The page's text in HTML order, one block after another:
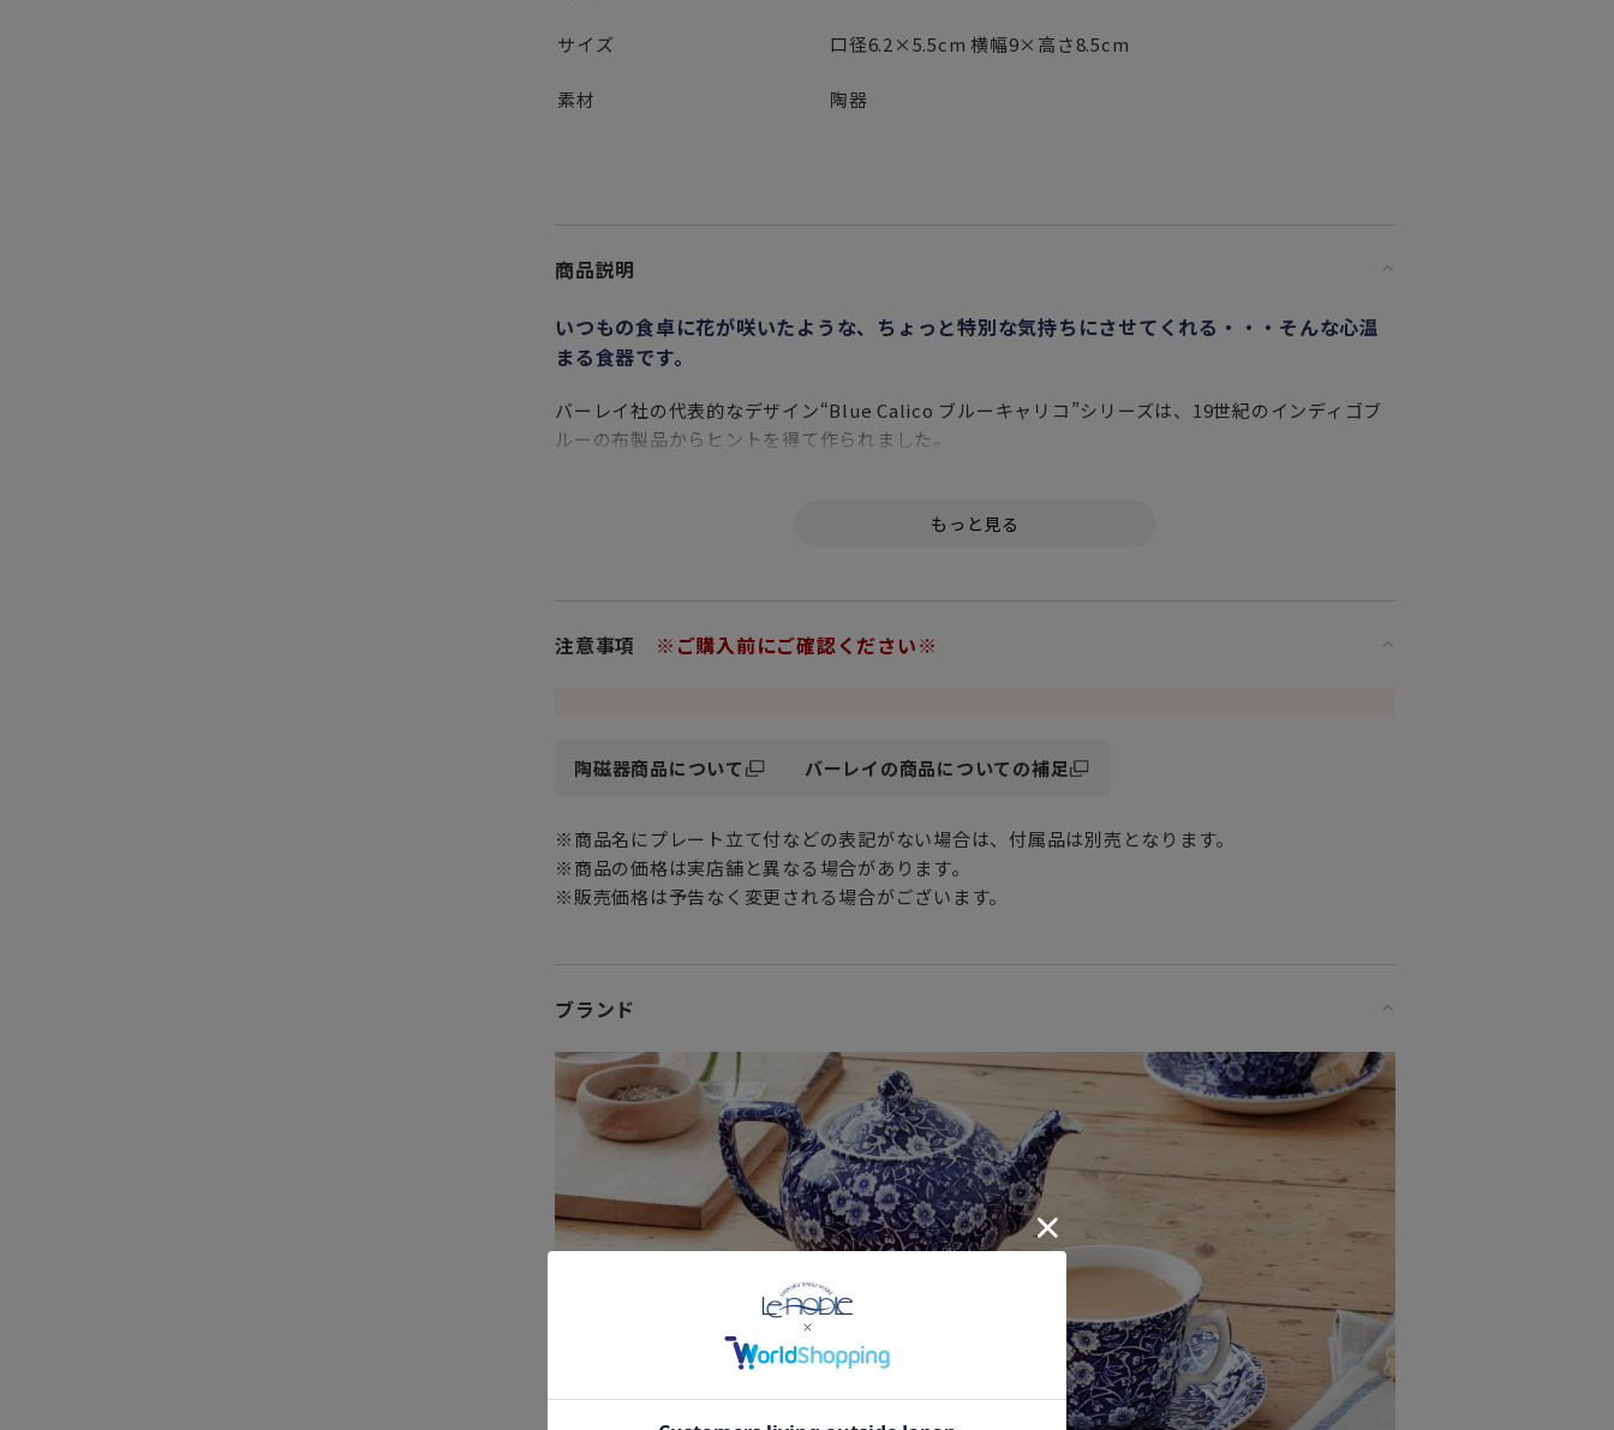
サイズ 口径6.2×5.5cm 横幅9×高さ8.5cm
素材 陶器
商品説明
いつもの食卓に花が咲いたような、ちょっと特別な気持ちにさせてくれる・・・そんな心温
まる食器です。
バーレイ社の代表的なデザイン“Blue Calico ブルーキャリコ”シリーズは、19世紀のインディゴブ
ルーの布製品からヒントを得て作られました。
ィーシーンにも両方で使える万能アイテムです。
注意事項 ※ご購入前にご確認ください※
陶磁器商品について バーレイの商品についての補足
※商品名にプレート立て付などの表記がない場合は、付属品は別売となります。
※商品の価格は実店舗と異なる場合があります。
※販売価格は予告なく変更される場合がございます。
ブランド